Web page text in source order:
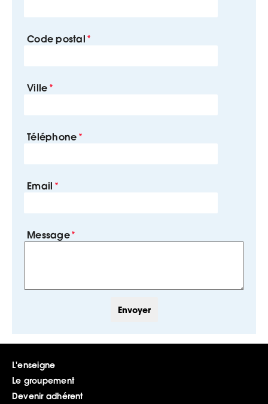
Code postal
Ville
Téléphone
Email
Message
L'enseigne
Le groupement
Devenir adhérent